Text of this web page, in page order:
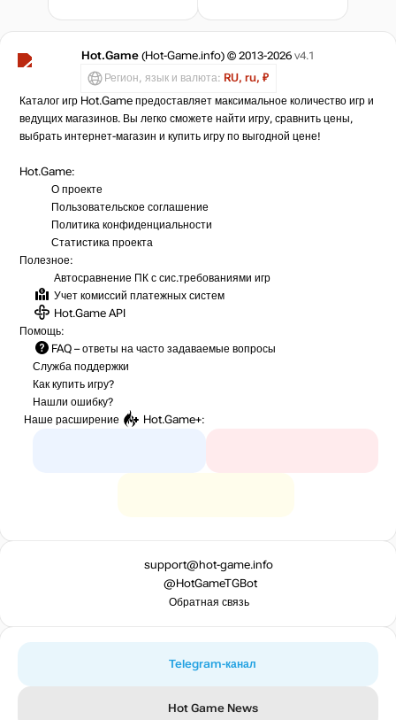
Hot.Game (Hot-Game.info) © 2013-2026 v4.1
Регион, язык и валюта: RU, ru, ₽
Каталог игр Hot.Game предоставляет максимальное количество игр и
ведущих магазинов. Вы легко сможете найти игру, сравнить цены,
выбрать интернет-магазин и купить игру по выгодной цене!
Hot.Game:
О проекте
Пользовательское соглашение
Политика конфиденциальности
Статистика проекта
Полезное:
Автосравнение ПК с сис.требованиями игр
Учет комиссий платежных систем
Hot.Game API
Помощь:
FAQ – ответы на часто задаваемые вопросы
Служба поддержки
Как купить игру?
Нашли ошибку?
Наше расширение
Hot.Game+:
support@hot-game.info
@HotGameTGBot
Обратная связь
Telegram-канал
Hot Game News